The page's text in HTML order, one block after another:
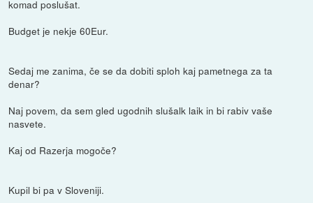
komad poslušat.
Budget je nekje 60Eur.
Sedaj me zanima, če se da dobiti sploh kaj pametnega za ta
denar?
Naj povem, da sem gled ugodnih slušalk laik in bi rabiv vaše
nasvete.
Kaj od Razerja mogoče?
Kupil bi pa v Sloveniji.